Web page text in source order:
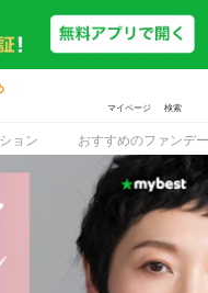
マイページ 検索
ョン おすすめのファンデ